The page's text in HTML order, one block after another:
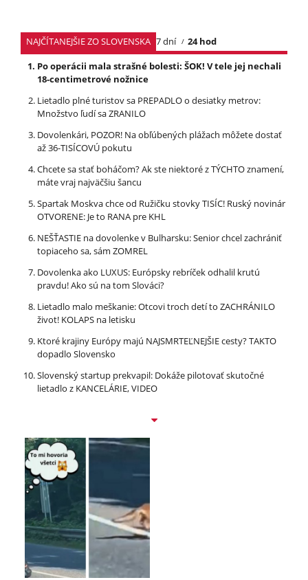
NAJČÍTANEJŠIE ZO SLOVENSKA 7 dní
24 hod
Po operácii mala strašné bolesti: ŠOK! V tele jej nechali
18-centimetrové nožnice
Lietadlo plné turistov sa PREPADLO o desiatky metrov:
Množstvo ľudí sa ZRANILO
Dovolenkári, POZOR! Na obľúbených plážach môžete dostať
až 36-TISÍCOVÚ pokutu
Chcete sa stať boháčom? Ak ste niektoré z TÝCHTO znamení,
máte vraj najväčšiu šancu
Spartak Moskva chce od Ružičku stovky TISÍC! Ruský novinár
OTVORENE: Je to RANA pre KHL
NEŠŤASTIE na dovolenke v Bulharsku: Senior chcel zachrániť
topiaceho sa, sám ZOMREL
Dovolenka ako LUXUS: Európsky rebríček odhalil krutú
pravdu! Ako sú na tom Slováci?
Lietadlo malo meškanie: Otcovi troch detí to ZACHRÁNILO
život! KOLAPS na letisku
Ktoré krajiny Európy majú NAJSMRTEĽNEJŠIE cesty? TAKTO
dopadlo Slovensko
Slovenský startup prekvapil: Dokáže pilotovať skutočné
lietadlo z KANCELÁRIE, VIDEO